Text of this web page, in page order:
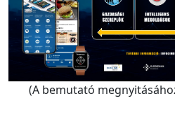
(A bemutató